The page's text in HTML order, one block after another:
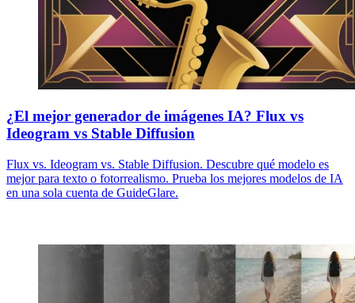
¿El mejor generador de imágenes IA? Flux vs
Ideogram vs Stable Diffusion
Flux vs. Ideogram vs. Stable Diffusion. Descubre qué modelo es
mejor para texto o fotorrealismo. Prueba los mejores modelos de IA
en una sola cuenta de GuideGlare.